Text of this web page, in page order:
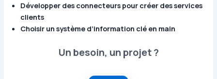
Développer des connecteurs pour créer des services
clients
Choisir un système d’information clé en main
Un besoin, un projet ?